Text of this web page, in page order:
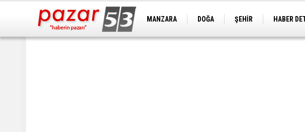
MANZARA DOĞA ŞEHİR HABER